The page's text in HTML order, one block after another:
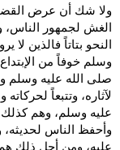
ولا شك أن عرض
الغش لجمهور الناس،
النحو بتاتاً فالذين
وسلم خوفاً من
صلى الله عليه وسلم
لآثاره، وتتبعاً
عليه وسلم، وهم كذلك
وأحفظ الناس لحديثه،
عليه، ومن أجل ذلك